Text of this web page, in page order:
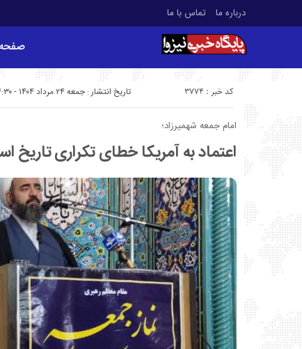
درباره ما تماس با ما
تاریخ انتشار : جمعه ۲۴ مرداد ۱۴۰۴ - ۱۴:۳۰ کد خبر : 3774
امام جمعه شهمیرزاد؛
اعتماد به آمریکا خطای تکراری تاریخ